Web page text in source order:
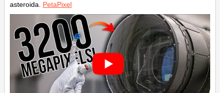
asteroida. PetaPixel